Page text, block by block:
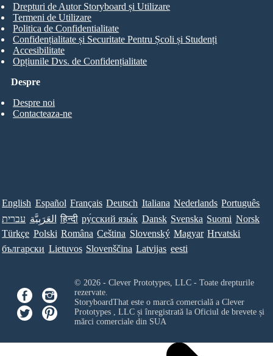
Despre
Despre noi
Contacteaza-ne
Drepturi de Autor Storyboard și Utilizare
Termeni de Utilizare
Politica de Confidentialitate
Confidențialitate și Securitate Pentru Școli și Studenți
Accesibilitate
Opțiunile Dvs. de Confidențialitate
English Español Français Deutsch Italiana Nederlands Português
עברית العَرَبِيَّة हिन्दी ру́сский язы́к Dansk Svenska Suomi Norsk
Türkçe Polski Româna Ceština Slovenský Magyar Hrvatski
български Lietuvos Slovenščina Latvijas eesti
© 2026 - Clever Prototypes, LLC - Toate drepturile
rezervate.
StoryboardThat este o marcă comercială a Clever
Prototypes , LLCși înregistrată la Oficiul de brevete și
mărci comerciale din SUA